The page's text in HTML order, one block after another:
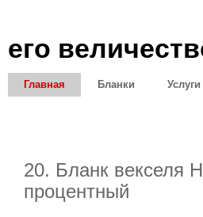
его
Главная Бланки Услуги
20. Бланк векселя
процентный